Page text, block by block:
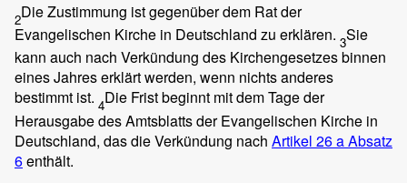
2Die Zustimmung ist gegenüber dem Rat der
Evangelischen Kirche in Deutschland zu erklären. 3Sie
kann auch nach Verkündung des Kirchengesetzes binnen
eines Jahres erklärt werden, wenn nichts anderes
bestimmt ist. 4Die Frist beginnt mit dem Tage der
Herausgabe des Amtsblatts der Evangelischen Kirche in
Deutschland, das die Verkündung nach Artikel 26 a Absatz
6enthält.